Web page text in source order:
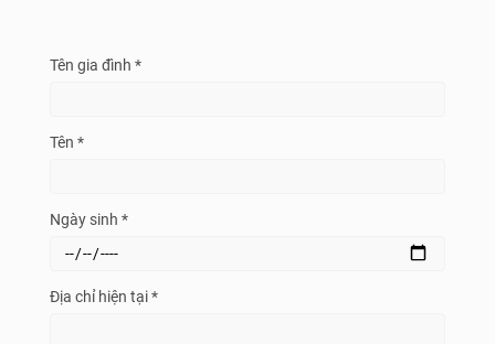
Tên gia đình *
Tên *
Ngày sinh *
Địa chỉ hiện tại *